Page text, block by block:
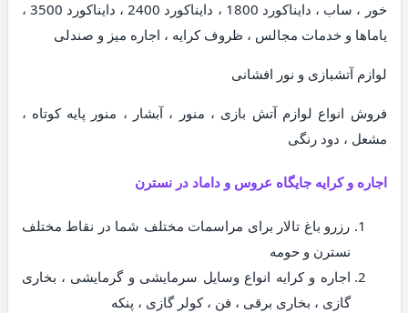
خور ، ساب ، دایناکورد 1800 ، دایناکورد 2400 ، دایناکورد 3500 ،
یاماها و خدمات مجالس ، ظروف کرایه ، اجاره میز و صندلی
لوازم آتشبازی و نور افشانی
فروش انواع لوازم آتش بازی ، منور ، آبشار ، منور پایه کوتاه ،
مشعل ، دود رنگی
اجاره و کرایه جایگاه عروس و داماد در نسترن
رزرو باغ تالار برای مراسمات مختلف شما در نقاط مختلف
نسترن و حومه
اجاره و کرایه انواع وسایل سرمایشی و گرمایشی ، بخاری
گازی ، بخاری برقی ، فن ، کولر گازی ، پنکه